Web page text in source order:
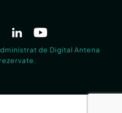
de Digital Antena